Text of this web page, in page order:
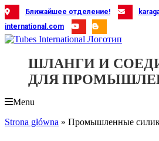
Skip
to
content
Ближайшее отделение!
international.com
ШЛАНГИ И
ДЛЯ
Menu
Strona główna » Промышленные